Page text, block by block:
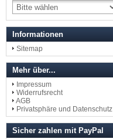
Informationen
Sitemap
Mehr über...
Impressum
Widerrufsrecht
AGB
Privatsphäre und Datenschutz
Sicher zahlen mit PayPal